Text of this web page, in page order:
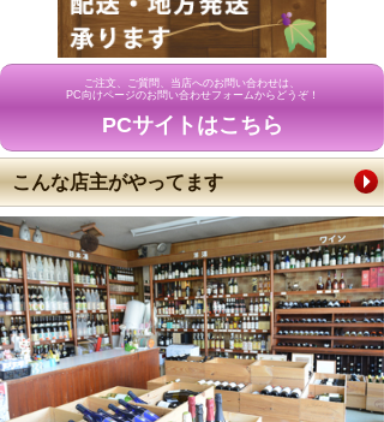
ご注文、ご質問、当店へのお問い合わせは、
PC向けページのお問い合わせフォームからどうぞ！
PCサイトはこちら
こんな店主がやってます